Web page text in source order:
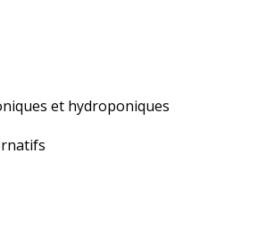
et hydroponiques